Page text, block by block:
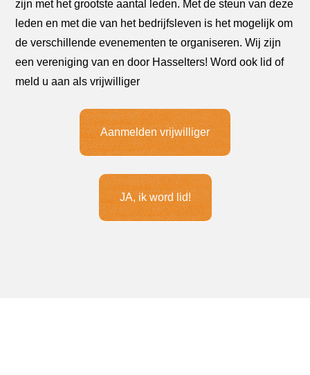
zijn met het grootste aantal leden. Met de steun van deze
leden en met die van het bedrijfsleven is het mogelijk om
de verschillende evenementen te organiseren. Wij zijn
een vereniging van en door Hasselters! Word ook lid of
meld u aan als vrijwilliger
Aanmelden vrijwilliger
JA, ik word lid!